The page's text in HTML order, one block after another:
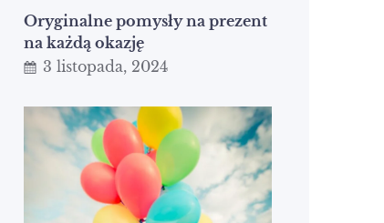
Oryginalne pomysły na prezent
na każdą okazję
3 listopada, 2024